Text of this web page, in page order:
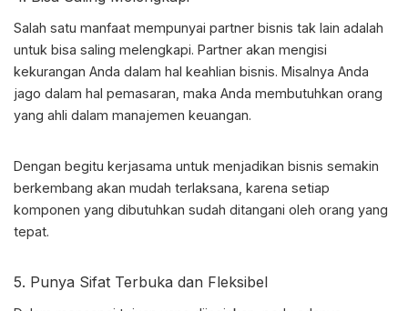
Salah satu manfaat mempunyai partner bisnis tak lain adalah
untuk bisa saling melengkapi. Partner akan mengisi
kekurangan Anda dalam hal keahlian bisnis. Misalnya Anda
jago dalam hal pemasaran, maka Anda membutuhkan orang
yang ahli dalam manajemen keuangan.
Dengan begitu kerjasama untuk menjadikan bisnis semakin
berkembang akan mudah terlaksana, karena setiap
komponen yang dibutuhkan sudah ditangani oleh orang yang
tepat.
5. Punya Sifat Terbuka dan Fleksibel